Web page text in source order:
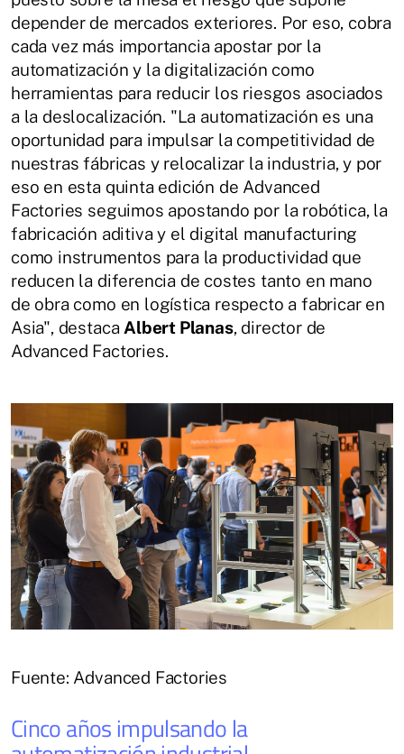
depender de mercados exteriores. Por eso, cobra
cada vez más importancia apostar por la
automatización y la digitalización como
herramientas para reducir los riesgos asociados
a la deslocalización. "La automatización es una
oportunidad para impulsar la competitividad de
nuestras fábricas y relocalizar la industria, y por
eso en esta quinta edición de Advanced
Factories seguimos apostando por la robótica, la
fabricación aditiva y el digital manufacturing
como instrumentos para la productividad que
reducen la diferencia de costes tanto en mano
de obra como en logística respecto a fabricar en
Asia", destaca Albert Planas, director de
Advanced Factories.
Fuente: Advanced Factories
Cinco años impulsando la